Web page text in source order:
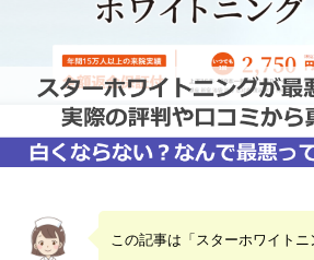
この記事は「スターホワイト